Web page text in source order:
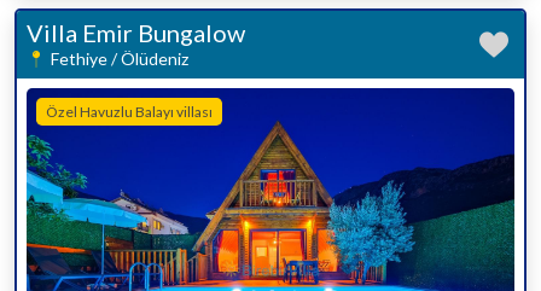
Villa Emir Bungalow
Fethiye / Ölüdeniz
Özel Havuzlu Balayı villası